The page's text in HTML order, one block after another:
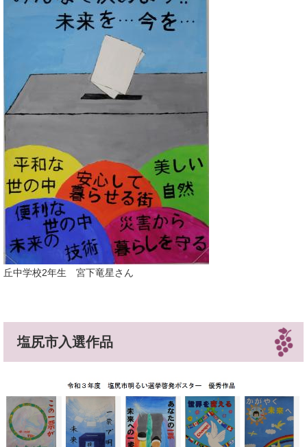
丘中学校2年生 宮下竜星さん
塩尻市入選作品